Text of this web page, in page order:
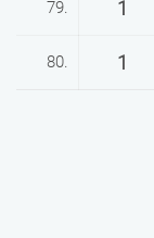
79. 1
80. 1